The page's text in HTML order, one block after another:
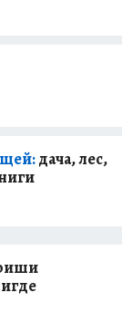
дача, лес,